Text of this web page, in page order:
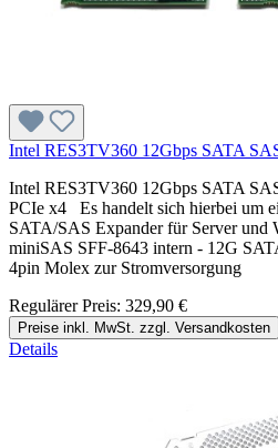
Intel RES3TV360 12Gbps SATA
Intel RES3TV360 12Gbps SATA
PCIe x4 Es handelt sich hierbei um
SATA/SAS Expander für Server und
miniSAS SFF-8643 intern - 12G
4pin Molex zur Stromversorgung
Regulärer Preis: 329,90 €
Preise inkl. MwSt. zzgl. Versandkosten
Details